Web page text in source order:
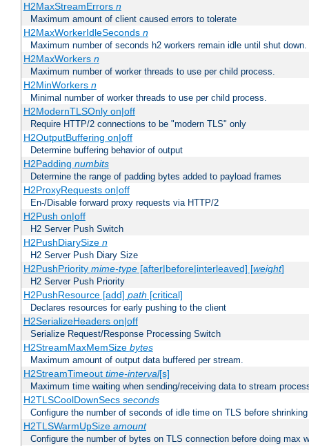
H2MaxStreamErrors n
Maximum amount of client caused errors to tolerate
H2MaxWorkerIdleSeconds n
Maximum number of seconds h2 workers remain idle until shut down.
H2MaxWorkers n
Maximum number of worker threads to use per child process.
H2MinWorkers n
Minimal number of worker threads to use per child process.
H2ModernTLSOnly on|off
Require HTTP/2 connections to be "modern TLS" only
H2OutputBuffering on|off
Determine buffering behavior of output
H2Padding numbits
Determine the range of padding bytes added to payload frames
H2ProxyRequests on|off
En-/Disable forward proxy requests via HTTP/2
H2Push on|off
H2 Server Push Switch
H2PushDiarySize n
H2 Server Push Diary Size
H2PushPriority mime-type[after|before|interleaved] [weight]
H2 Server Push Priority
H2PushResource [add] path [critical]
Declares resources for early pushing to the client
H2SerializeHeaders on|off
Serialize Request/Response Processing Switch
H2StreamMaxMemSize bytes
Maximum amount of output data buffered per stream.
H2StreamTimeout time-interval[s]
Maximum time waiting when sending/receiving data to stream
H2TLSCoolDownSecs seconds
Configure the number of seconds of idle time on TLS before
H2TLSWarmUpSize amount
Configure the number of bytes on TLS connection before doing max